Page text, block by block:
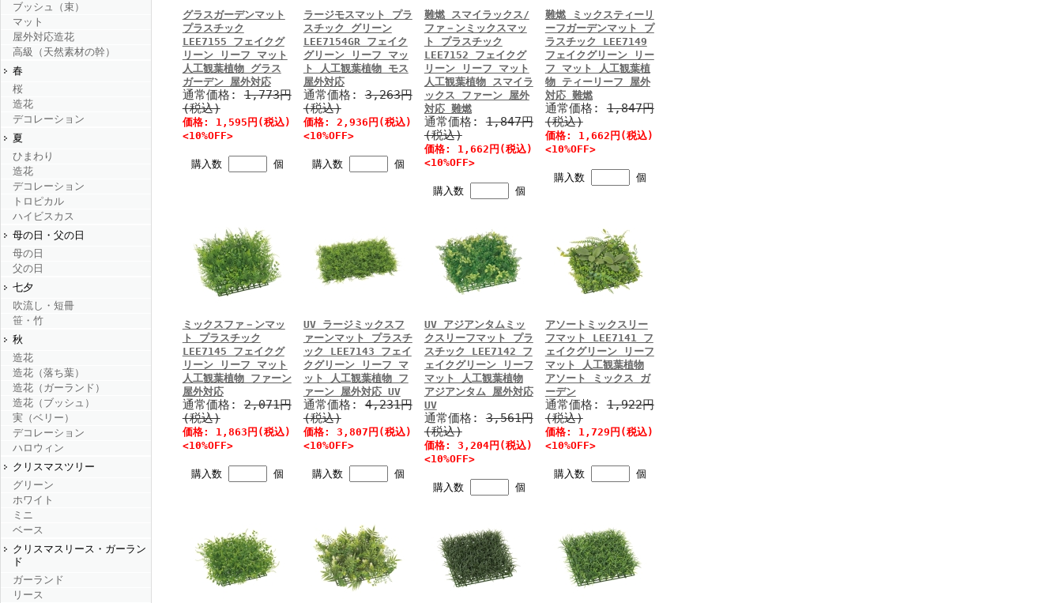
ブッシュ（束）
マット
屋外対応造花
高級（天然素材の幹）
春
桜
造花
デコレーション
夏
ひまわり
造花
デコレーション
トロピカル
ハイビスカス
母の日・父の日
母の日
父の日
七夕
吹流し・短冊
笹・竹
秋
造花
造花（落ち葉）
造花（ガーランド）
造花（ブッシュ）
実（ベリー）
デコレーション
ハロウィン
クリスマスツリー
グリーン
ホワイト
ミニ
ベース
クリスマスリース・ガーラン
ド
ガーランド
リース
グラスガーデンマット
プラスチック
LEE7155 フェイクグ
リーン リーフ マット
人工観葉植物 グラス
ガーデン 屋外対応
通常価格:1,773円
(税込)
価格: 1,595円(税込)
<10%OFF>
購入数 個
ラージモスマット プラ
スチック グリーン
LEE7154GR フェイク
グリーン リーフ マッ
ト 人工観葉植物 モス
屋外対応
通常価格:3,263円
(税込)
価格: 2,936円(税込)
<10%OFF>
購入数 個
難燃 スマイラックス/
ファ－ンミックスマッ
ト プラスチック
LEE7152 フェイクグ
リーン リーフ マット
人工観葉植物 スマイラ
ックス ファーン 屋外
対応 難燃
通常価格:1,847円
(税込)
価格: 1,662円(税込)
<10%OFF>
購入数 個
難燃 ミックスティーリ
ーフガーデンマット プ
ラスチック LEE7149
フェイクグリーン リー
フ マット 人工観葉植
物 ティーリーフ 屋外
対応 難燃
通常価格:1,847円
(税込)
価格: 1,662円(税込)
<10%OFF>
購入数 個
ミックスファ－ンマッ
ト プラスチック
LEE7145 フェイクグ
リーン リーフ マット
人工観葉植物 ファーン
屋外対応
通常価格:2,071円
(税込)
価格: 1,863円(税込)
<10%OFF>
購入数 個
UV ラージミックスフ
ァーンマット プラスチ
ック LEE7143 フェイ
クグリーン リーフ マ
ット 人工観葉植物 フ
ァーン 屋外対応 UV
通常価格:4,231円
(税込)
価格: 3,807円(税込)
<10%OFF>
購入数 個
UV アジアンタムミッ
クスリーフマット プラ
スチック LEE7142 フ
ェイクグリーン リーフ
マット 人工観葉植物
アジアンタム 屋外対応
UV
通常価格:3,561円
(税込)
価格: 3,204円(税込)
<10%OFF>
購入数 個
アソートミックスリー
フマット LEE7141 フ
ェイクグリーン リーフ
マット 人工観葉植物
アソート ミックス ガ
ーデン
通常価格:1,922円
(税込)
価格: 1,729円(税込)
<10%OFF>
購入数 個